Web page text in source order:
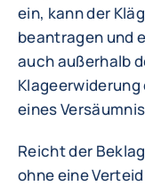
ein, kann der
beantragen und
auch außerhalb
eines
Reicht der
ohne eine